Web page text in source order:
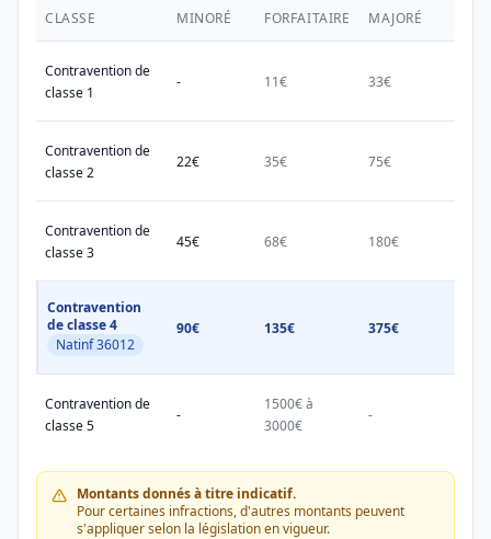
CLASSE MINORÉ FORFAITAIRE MAJORÉ
Contravention de
classe 1
- 11€ 33€
Contravention de
classe 2
22€ 35€ 75€
Contravention de
classe 3
45€ 68€ 180€
Contravention
de classe 4
Natinf 36012
90€ 135€ 375€
Contravention de
classe 5
-
1500€ à
3000€
-
Montants donnés à titre indicatif.
Pour certaines infractions, d'autres montants peuvent
s'appliquer selon la législation en vigueur.